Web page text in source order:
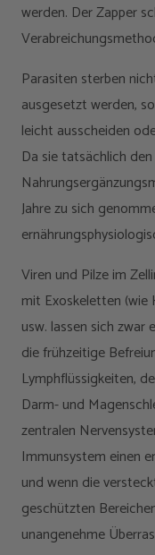
werden. Der Zapper
Parasiten sterben
ausgesetzt werden,
leicht ausscheiden
Da sie tatsächlich
Jahre zu sich
Viren und Pilze im
mit Exoskeletten (wie
usw. lassen sich
die frühzeitige
Lymphflüssigkeiten,
Darm- und
zentralen
Immunsystem einen
und wenn die
geschützten
unangenehme